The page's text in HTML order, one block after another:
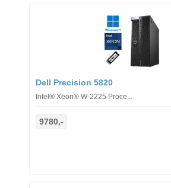
Dell Precision 5820
Intel® Xeon® W-2225 Proce...
9780,-